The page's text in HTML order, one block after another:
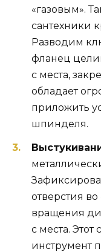
«газовым».
сантехники
Разводим
фланец
с места,
обладает
приложить
шпинделя.
отверстия
вращения
с места.
инструмент